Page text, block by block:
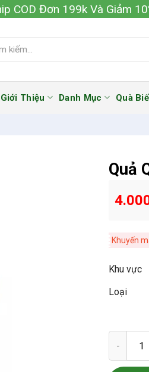
COD Đơn 199k Và Giảm
Giới Thiệu Danh Mục Quà
Quả
Khuyến
Khu vực
Loại
Quả